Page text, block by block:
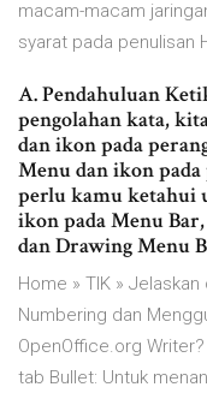
macam-macam
syarat pada penulisan
A. Pendahuluan
pengolahan kata,
dan ikon pada
Menu dan ikon
perlu kamu ketahui
ikon pada Menu
dan Drawing Menu
Home » TIK »
Numbering dan
OpenOffice.org
tab Bullet: Untuk